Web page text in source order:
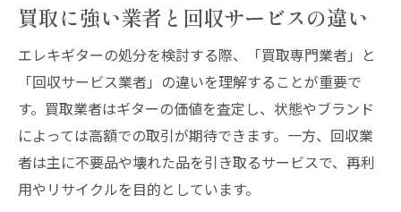
買取に強い業者と回収サービスの違い
エレキギターの処分を検討する際、「買取専門業者」と
「回収サービス業者」の違いを理解することが重要で
す。買取業者はギターの価値を査定し、状態やブランド
によっては高額での取引が期待できます。一方、回収業
者は主に不要品や壊れた品を引き取るサービスで、再利
用やリサイクルを目的としています。